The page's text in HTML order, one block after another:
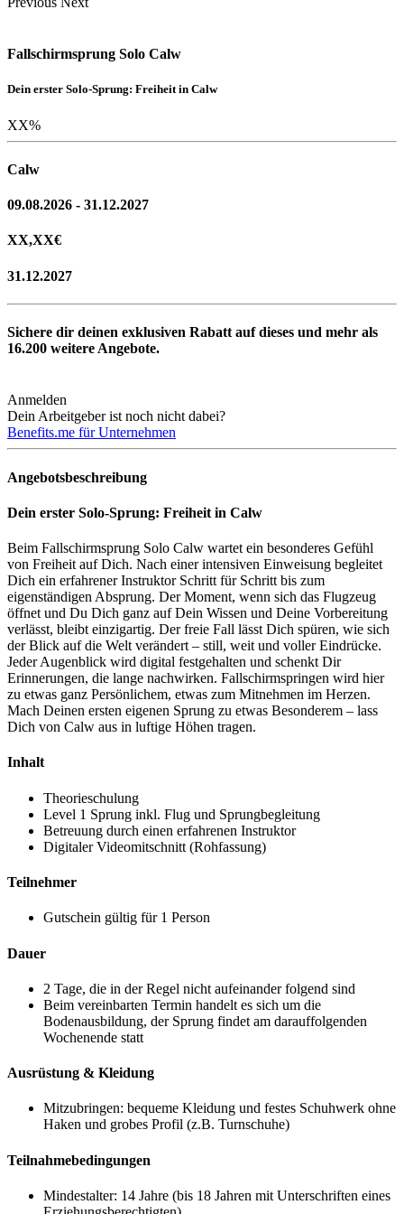
Fallschirmsprung Solo Calw
Dein erster Solo-Sprung: Freiheit in Calw
XX%
Calw
09.08.2026 - 31.12.2027
XX,XX€
31.12.2027
Sichere dir deinen exklusiven Rabatt auf dieses und mehr als
16.200 weitere Angebote.
Anmelden
Dein Arbeitgeber ist noch nicht dabei?
Benefits.me für Unternehmen
Angebotsbeschreibung
Dein erster Solo-Sprung: Freiheit in Calw
Beim Fallschirmsprung Solo Calw wartet ein besonderes Gefühl
von Freiheit auf Dich. Nach einer intensiven Einweisung begleitet
Dich ein erfahrener Instruktor Schritt für Schritt bis zum
eigenständigen Absprung. Der Moment, wenn sich das Flugzeug
öffnet und Du Dich ganz auf Dein Wissen und Deine Vorbereitung
verlässt, bleibt einzigartig. Der freie Fall lässt Dich spüren, wie sich
der Blick auf die Welt verändert – still, weit und voller Eindrücke.
Jeder Augenblick wird digital festgehalten und schenkt Dir
Erinnerungen, die lange nachwirken. Fallschirmspringen wird hier
zu etwas ganz Persönlichem, etwas zum Mitnehmen im Herzen.
Mach Deinen ersten eigenen Sprung zu etwas Besonderem – lass
Dich von Calw aus in luftige Höhen tragen.
Inhalt
Theorieschulung
Level 1 Sprung inkl. Flug und Sprungbegleitung
Betreuung durch einen erfahrenen Instruktor
Digitaler Videomitschnitt (Rohfassung)
Teilnehmer
Gutschein gültig für 1 Person
Dauer
2 Tage, die in der Regel nicht aufeinander folgend sind
Beim vereinbarten Termin handelt es sich um die
Bodenausbildung, der Sprung findet am darauffolgenden
Wochenende statt
Ausrüstung & Kleidung
Mitzubringen: bequeme Kleidung und festes Schuhwerk ohne
Haken und grobes Profil (z.B. Turnschuhe)
Teilnahmebedingungen
Mindestalter: 14 Jahre (bis 18 Jahren mit Unterschriften eines